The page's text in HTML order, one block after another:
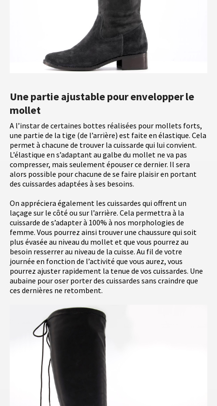
Une partie ajustable pour envelopper le
mollet
A l’instar de certaines bottes réalisées pour mollets forts,
une partie de la tige (de l’arrière) est faite en élastique. Cela
permet à chacune de trouver la cuissarde qui lui convient.
L’élastique en s’adaptant au galbe du mollet ne va pas
compresser, mais seulement épouser ce dernier. Il sera
alors possible pour chacune de se faire plaisir en portant
des cuissardes adaptées à ses besoins.
On appréciera également les cuissardes qui offrent un
laçage sur le côté ou sur l’arrière. Cela permettra à la
cuissarde de s’adapter à 100% à nos morphologies de
femme. Vous pourrez ainsi trouver une chaussure qui soit
plus évasée au niveau du mollet et que vous pourrez au
besoin resserrer au niveau de la cuisse. Au fil de votre
journée en fonction de l’activité que vous aurez, vous
pourrez ajuster rapidement la tenue de vos cuissardes. Une
aubaine pour oser porter des cuissardes sans craindre que
ces dernières ne retombent.